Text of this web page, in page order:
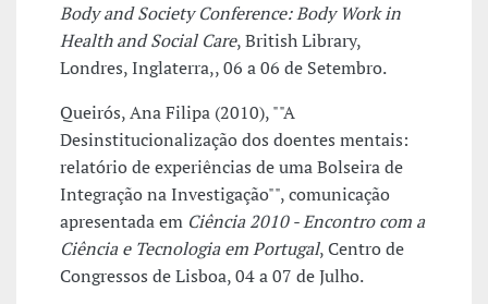
Body and Society Conference: Body Work in
Health and Social Care, British Library,
Londres, Inglaterra,, 06 a 06 de Setembro.
Queirós, Ana Filipa (2010), ""A
Desinstitucionalização dos doentes mentais:
relatório de experiências de uma Bolseira de
Integração na Investigação"", comunicação
apresentada em Ciência 2010 - Encontro com a
Ciência e Tecnologia em Portugal, Centro de
Congressos de Lisboa, 04 a 07 de Julho.